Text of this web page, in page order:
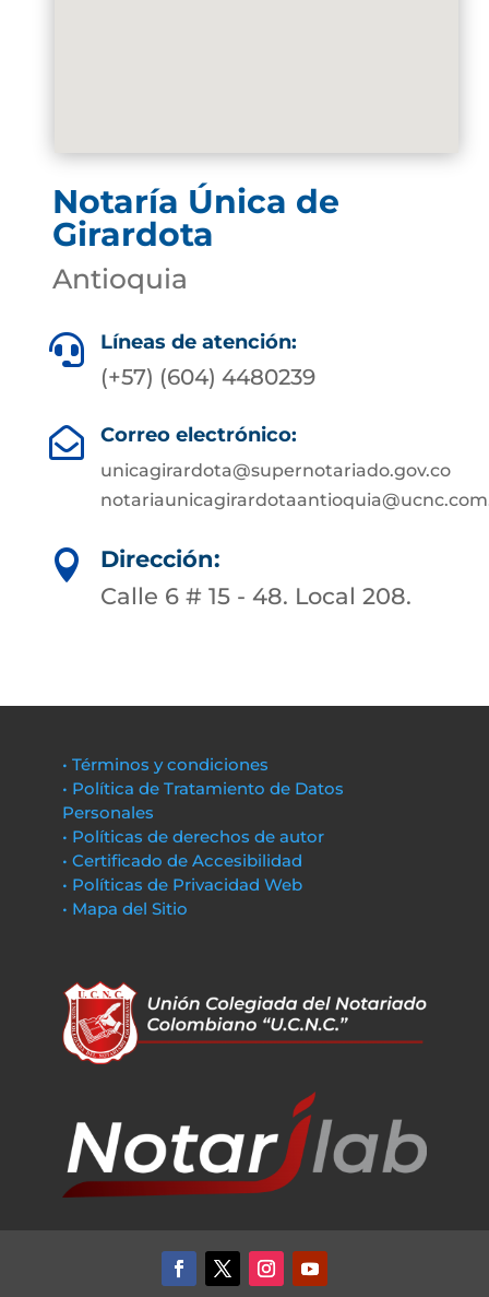
Notaría Única de
Girardota
Antioquia
 Líneas de atención:
(+57) (604) 4480239
 Correo electrónico:
unicagirardota@supernotariado.gov.co

Dirección:
Calle 6 # 15 - 48. Local 208.
• Términos y condiciones
• Política de Tratamiento de Datos
Personales
• Políticas de derechos de autor
• Certificado de Accesibilidad
• Políticas de Privacidad Web
• Mapa del Sitio